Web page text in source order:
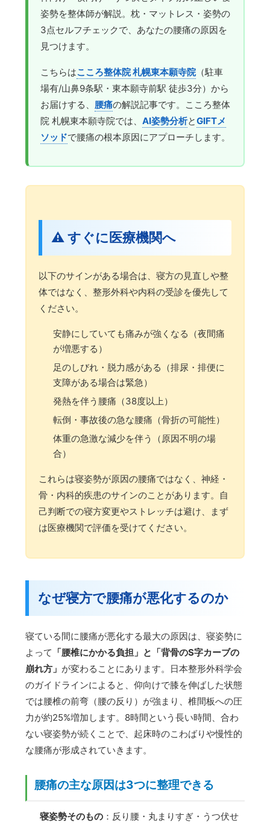
姿勢を整体師が解説。枕・マットレス・姿勢の
3点セルフチェックで、あなたの腰痛の原因を
見つけます。
こちらはこころ整体院 札幌東本願寺院（駐車
場有/山鼻9条駅・東本願寺前駅 徒歩3分）から
お届けする、 腰痛の解説記事です。こころ整体
院 札幌東本願寺院では、AI姿勢分析とGIFTメ
ソッドで腰痛の根本原因にアプローチします。
⚠️ すぐに医療機関へ
以下のサインがある場合は、寝方の見直しや整
体ではなく、整形外科や内科の受診を優先して
ください。
安静にしていても痛みが強くなる（夜間痛
が増悪する）
足のしびれ・脱力感がある（排尿・排便に
支障がある場合は緊急）
発熱を伴う腰痛（38度以上）
転倒・事故後の急な腰痛（骨折の可能性）
体重の急激な減少を伴う（原因不明の場
合）
これらは寝姿勢が原因の腰痛ではなく、神経・
骨・内科的疾患のサインのことがあります。自
己判断での寝方変更やストレッチは避け、まず
は医療機関で評価を受けてください。
なぜ寝方で腰痛が悪化するのか
寝ている間に腰痛が悪化する最大の原因は、寝姿勢に
よって 「腰椎にかかる負担」と「背骨のS字カーブの
崩れ方」 が変わることにあります。日本整形外科学会
のガイドラインによると、仰向けで膝を伸ばした状態
では腰椎の前弯（腰の反り）が強まり、椎間板への圧
力が約25%増加します。8時間という長い時間、合わ
ない寝姿勢が続くことで、起床時のこわばりや慢性的
な腰痛が形成されていきます。
腰痛の主な原因は3つに整理できる
寝姿勢そのもの ：反り腰・丸まりすぎ・うつ伏せ